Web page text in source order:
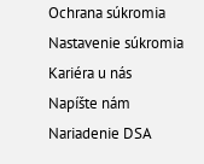
Ochrana súkromia
Nastavenie súkromia
Kariéra u nás
Napíšte nám
Nariadenie DSA